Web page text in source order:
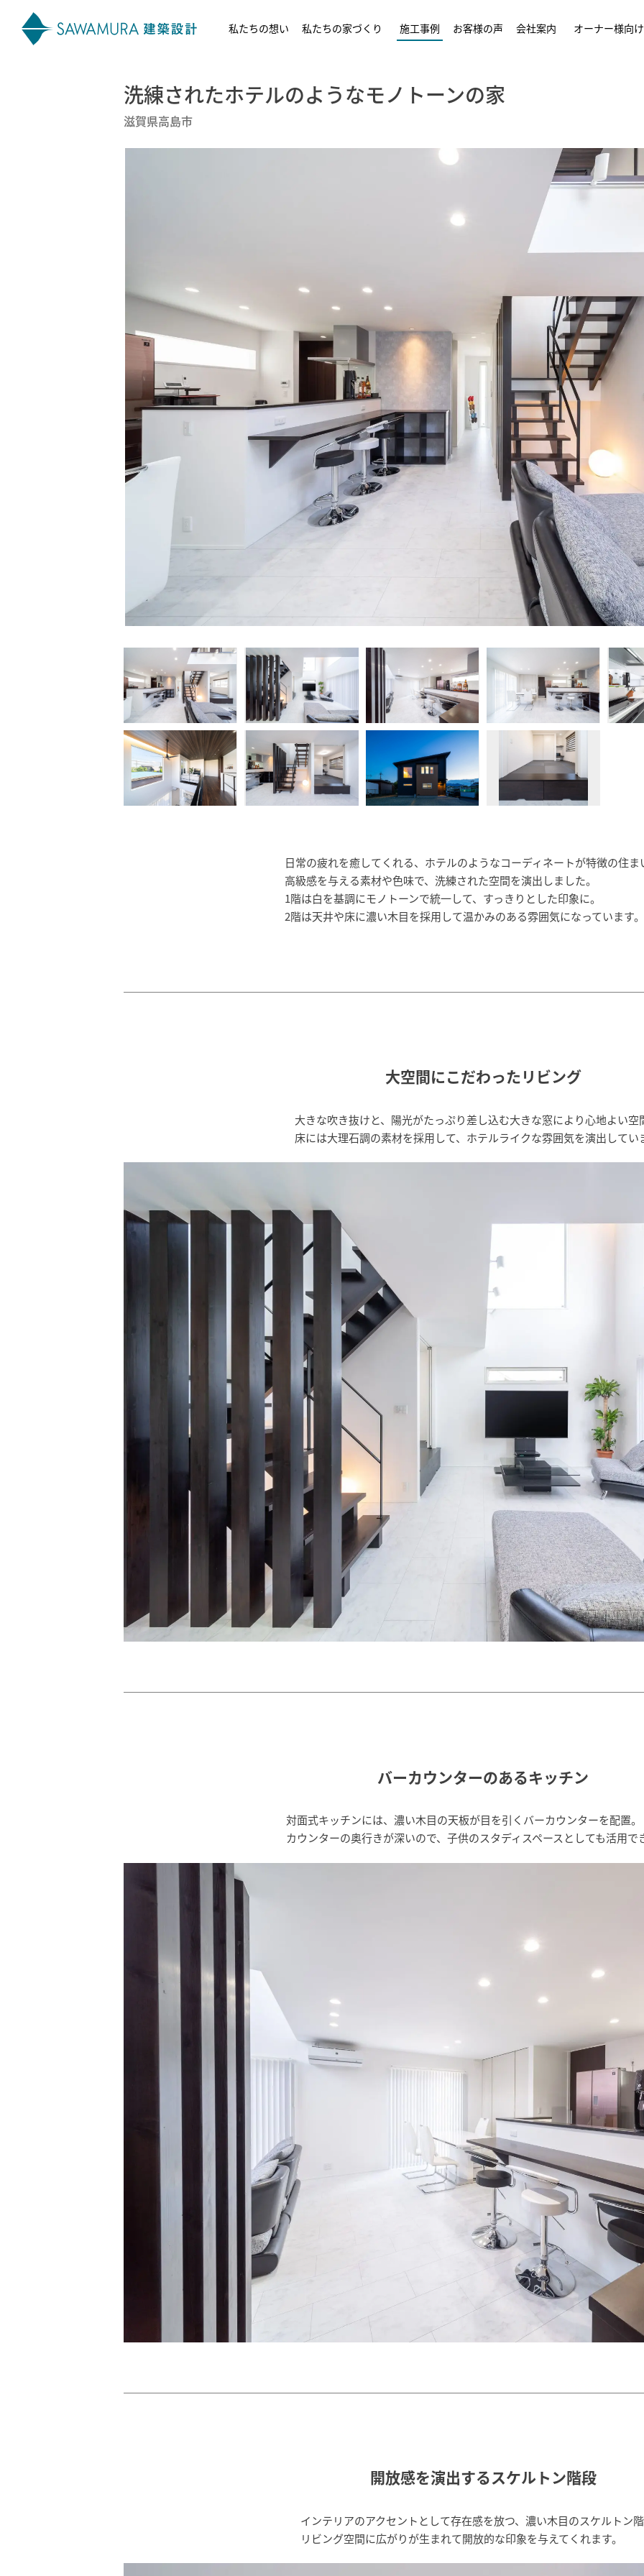
私たちの想い 私たちの家づくり 施工事例 お客様の声 会社案内 オーナー様向け
洗練されたホテルのようなモノトーンの家
滋賀県高島市
日常の疲れを癒してくれる、ホテルのようなコーディネートが特徴の住ま
高級感を与える素材や色味で、洗練された空間を演出しました。
1階は白を基調にモノトーンで統一して、すっきりとした印象に。
2階は天井や床に濃い木目を採用して温かみのある雰囲気になっています。
大空間にこだわったリビング
大きな吹き抜けと、陽光がたっぷり差し込む大きな窓により心地よい空
床には大理石調の素材を採用して、ホテルライクな雰囲気を演出してい
バーカウンターのあるキッチン
対面式キッチンには、濃い木目の天板が目を引くバーカウンターを配置。
カウンターの奥行きが深いので、子供のスタディスペースとしても活用で
開放感を演出するスケルトン階段
インテリアのアクセントとして存在感を放つ、濃い木目のスケルトン
リビング空間に広がりが生まれて開放的な印象を与えてくれます。